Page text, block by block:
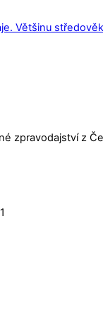
Většinu
zpravodajství z